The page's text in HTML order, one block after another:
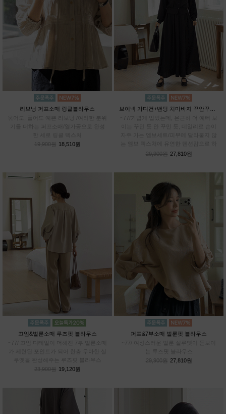
리보닝 퍼프소매 링클블라우스
묶어도, 풀어도 예쁜 리보닝 /여리한 분위
기를 더하는 퍼프소매/열가공으로 완성
한 세로 링클 텍스처
19,900원 18,510원
~77/가볍게 입었는데, 은근히 더 예뻐 보
자주 가는 엠보세트/피부에 달라붙지 않
는 엠보 텍스처에 유연한 텐션감으로 하
루종일 편안하게
29,900원 27,810원
꼬임&벌룬소매 루즈핏 블라우스
~77/ 꼬임 디테일이 더해진 7부 벌룬소매
가 세련된 포인트가 되어 한층 우아한 실
루엣을 완성해주는 루즈핏 블라우스
23,900원
19,120원
퍼프&7부소매 벌룬핏 블라우스
~77/ 여성스러운 벌룬 실루엣이 돋보이
는 루즈핏 블라우스
29,900원 27,810원